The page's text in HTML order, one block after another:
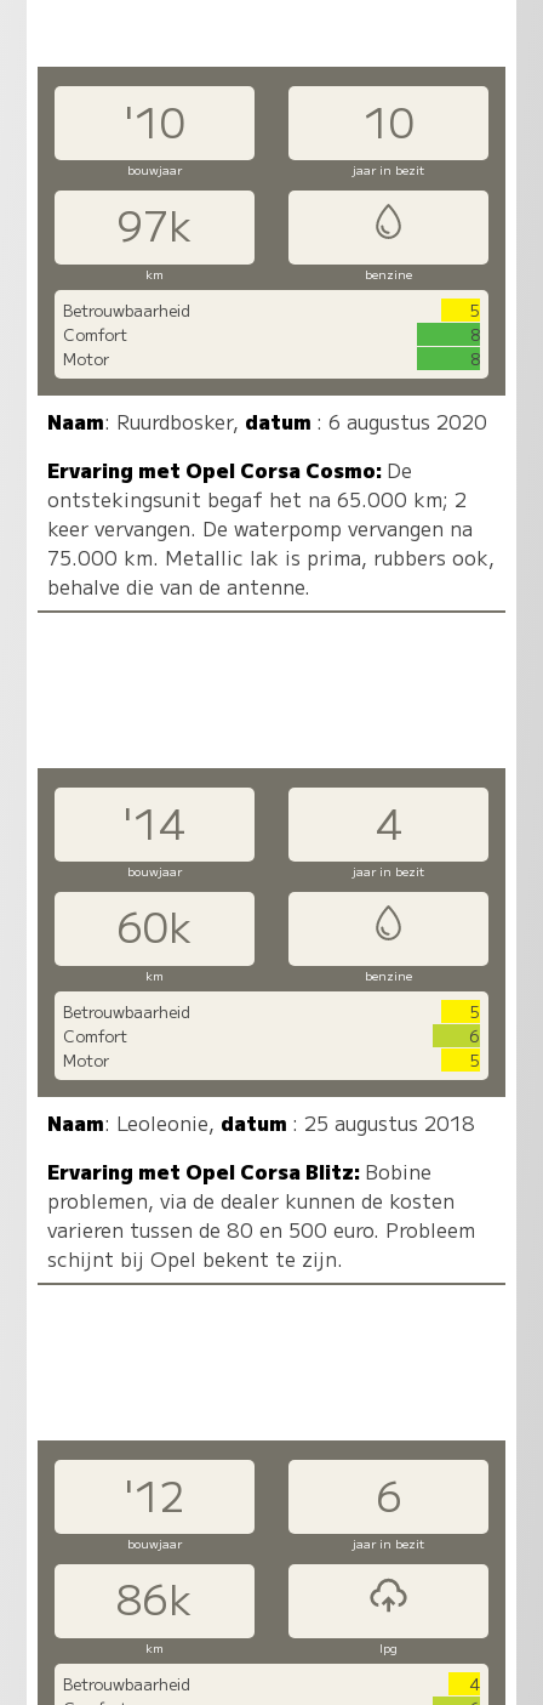
'10 10
bouwjaar jaar in bezit
97k
km benzine
Betrouwbaarheid
5
Comfort
8
Motor
8
Naam: Ruurdbosker, datum : 6 augustus 2020
Ervaring met Opel Corsa Cosmo: De
ontstekingsunit begaf het na 65.000 km; 2
keer vervangen. De waterpomp vervangen na
75.000 km. Metallic lak is prima, rubbers ook,
behalve die van de antenne.
'14 4
bouwjaar jaar in bezit
60k
km benzine
Betrouwbaarheid
5
Comfort
6
Motor
5
Naam: Leoleonie, datum : 25 augustus 2018
Ervaring met Opel Corsa Blitz: Bobine
problemen, via de dealer kunnen de kosten
varieren tussen de 80 en 500 euro. Probleem
schijnt bij Opel bekent te zijn.
'12 6
bouwjaar jaar in bezit
86k
km lpg
Betrouwbaarheid
4